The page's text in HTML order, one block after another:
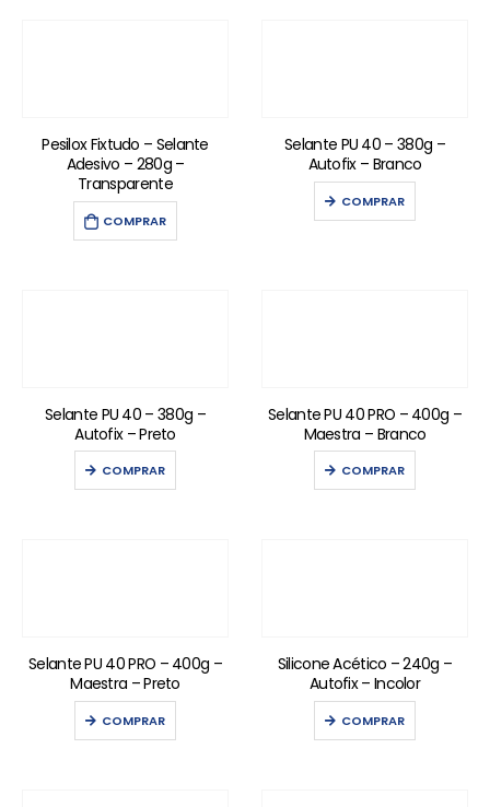
Pesilox Fixtudo – Selante
Adesivo – 280g –
Transparente
COMPRAR
Selante PU 40 – 380g –
Autofix – Branco
COMPRAR
Selante PU 40 – 380g –
Autofix – Preto
COMPRAR
Selante PU 40 PRO – 400g –
Maestra – Branco
COMPRAR
Selante PU 40 PRO – 400g –
Maestra – Preto
COMPRAR
Silicone Acético – 240g –
Autofix – Incolor
COMPRAR